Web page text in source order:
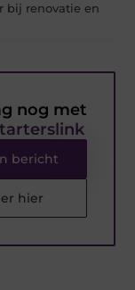
bij renovatie en
nog met
bericht
hier